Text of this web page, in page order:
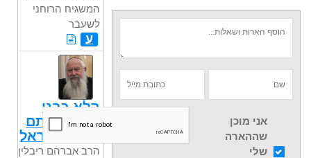
אני מוכן
שההארה
שלי
המשגיח הרוחני
לשעבר
ע
הלא כבני
כושיים אתם
לי בני ישראל
הרב אברהם ריבלין,